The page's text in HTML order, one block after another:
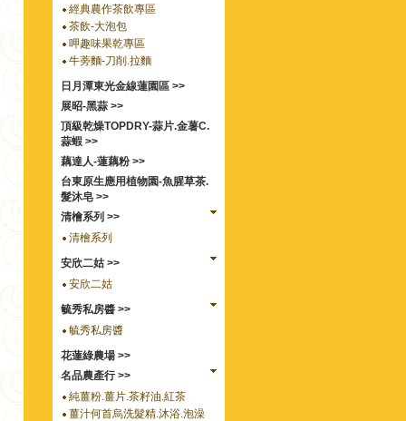
經典農作茶飲專區
茶飲-大泡包
呷趣味果乾專區
牛蒡麵-刀削.拉麵
日月潭東光金線蓮園區 >>
展昭-黑蒜 >>
頂級乾燥TOPDRY-蒜片.金薯C.
蒜蝦 >>
藕達人-蓮藕粉 >>
台東原生應用植物園-魚腥草茶.
髮沐皂 >>
清檜系列 >>
清檜系列
安欣二姑 >>
安欣二姑
毓秀私房醬 >>
毓秀私房醬
花蓮綠農場 >>
名品農產行 >>
純薑粉.薑片.茶籽油.紅茶
薑汁何首烏洗髮精.沐浴.泡澡